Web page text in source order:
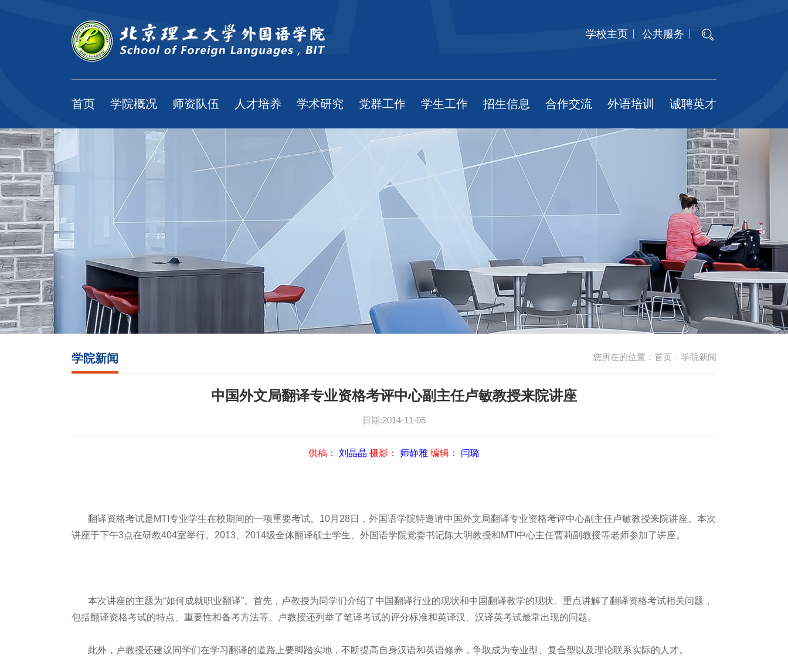
学校主页 公共服务
首页 学院概况 师资队伍 人才培养 学术研究 党群工作 学生工作 招生信息 合作交流 外语培训 诚聘英才
您所在的位置： 首页 - 学院新闻
学院新闻
中国外文局翻译专业资格考评中心副主任卢敏教授来院讲座
日期:2014-11-05
供稿： 刘晶晶 摄影： 师静雅 编辑： 闫璐
翻译资格考试是MTI专业学生在校期间的一项重要考试。10月28日，外国语学院特邀请中国外文局翻译专业资格考评中心副主任卢敏教授来院讲座。本次
讲座于下午3点在研教404室举行。2013、2014级全体翻译硕士学生、外国语学院党委书记陈大明教授和MTI中心主任曹莉副教授等老师参加了讲座。
本次讲座的主题为“如何成就职业翻译”。首先，卢教授为同学们介绍了中国翻译行业的现状和中国翻译教学的现状。重点讲解了翻译资格考试相关问题，
包括翻译资格考试的特点、重要性和备考方法等。卢教授还列举了笔译考试的评分标准和英译汉、汉译英考试最常出现的问题。
此外，卢教授还建议同学们在学习翻译的道路上要脚踏实地，不断提高自身汉语和英语修养，争取成为专业型、复合型以及理论联系实际的人才。